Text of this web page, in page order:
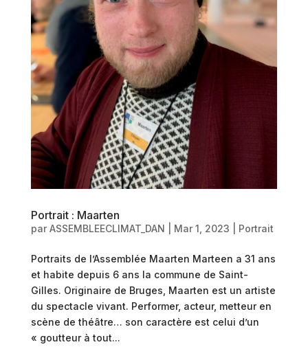
Portrait : Maarten
par ASSEMBLEECLIMAT_DAN Mar 1, 2023 Portrait
Portraits de l’Assemblée Maarten Marteen a 31 ans
et habite depuis 6 ans la commune de Saint-
Gilles. Originaire de Bruges, Maarten est un artiste
du spectacle vivant. Performer, acteur, metteur en
scène de théâtre… son caractère est celui d’un
« goutteur à tout...